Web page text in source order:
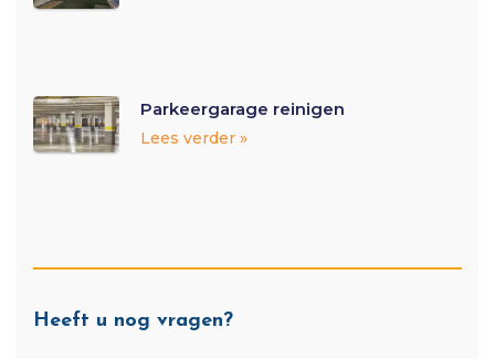
Parkeergarage reinigen
Lees verder »
Heeft u nog vragen?